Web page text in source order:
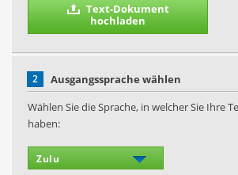
Text-Dokument
hochladen
2
Ausgangssprache wählen
Wählen Sie die Sprache, in welcher Sie Ihre
haben: